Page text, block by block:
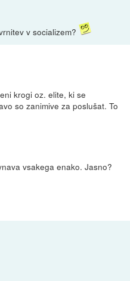
v socializem?
krogi oz. elite, ki se
so zanimive za poslušat. To
vsakega enako. Jasno?